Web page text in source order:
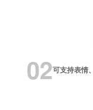
02可支持表情